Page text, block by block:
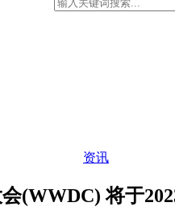
资讯
(WWDC) 将于